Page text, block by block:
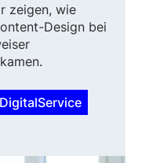
zeigen, wie
Design bei
DigitalService